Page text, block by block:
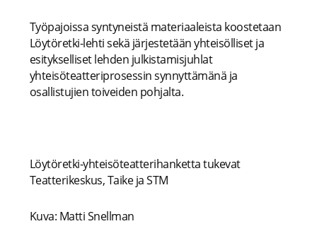
Työpajoissa syntyneistä materiaaleista koostetaan
Löytöretki-lehti sekä järjestetään yhteisölliset ja
esitykselliset lehden julkistamisjuhlat
yhteisöteatteriprosessin synnyttämänä ja
osallistujien toiveiden pohjalta.
Löytöretki-yhteisöteatterihanketta tukevat
Teatterikeskus, Taike ja STM
Kuva: Matti Snellman